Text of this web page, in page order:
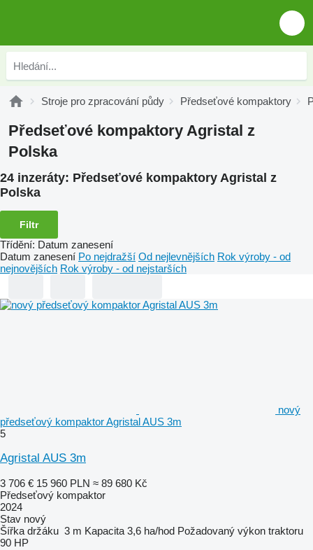
Stroje pro zpracování půdy Předseťové kompaktory
Předseťové kompaktory Agristal z
Polska
24 inzeráty: Předseťové kompaktory Agristal z
Polska
Filtr
Třídění: Datum zanesení
Datum zanesení Po nejdražší Od nejlevnějších Rok výroby - od
nejnovějších Rok výroby - od nejstarších
nový
předseťový kompaktor Agristal AUS 3m
5
Agristal AUS 3m
3 706 € 15 960 PLN ≈ 89 680 Kč
Předseťový kompaktor
2024
Stav nový
Šířka držáku 3 m Kapacita 3,6 ha/hod Požadovaný výkon traktoru
90 HP